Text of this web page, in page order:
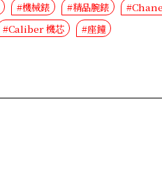
#機械錶 #精品腕錶
#Caliber 機芯 #座鐘